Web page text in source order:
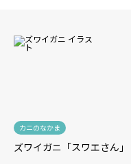
カニのなかま
ズワイガニ「スワエさん」